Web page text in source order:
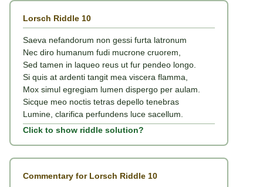
Lorsch Riddle 10
Saeva nefandorum non gessi furta latronum
Nec diro humanum fudi mucrone cruorem,
Sed tamen in laqueo reus ut fur pendeo longo.
Si quis at ardenti tangit mea viscera flamma,
Mox simul egregiam lumen dispergo per aulam.
Sicque meo noctis tetras depello tenebras
Lumine, clarifica perfundens luce sacellum.
Click to show riddle solution?
Commentary for Lorsch Riddle 10